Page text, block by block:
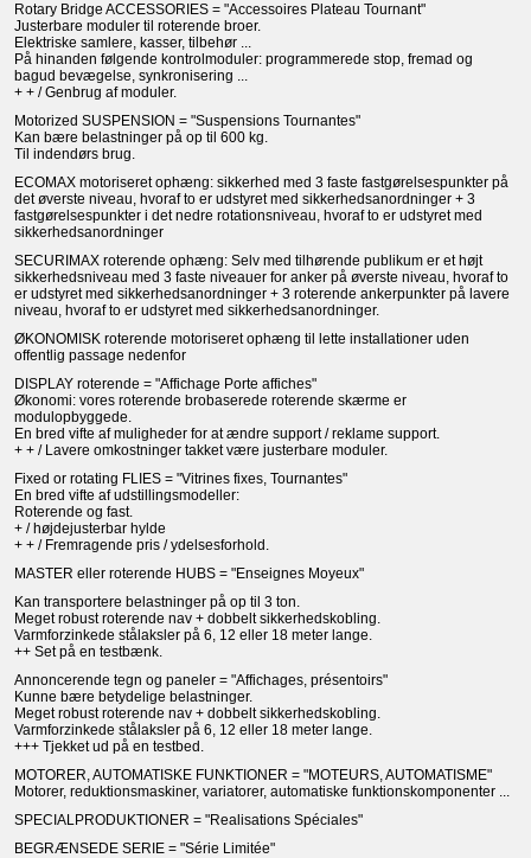
Rotary Bridge ACCESSORIES = "Accessoires Plateau Tournant"
Justerbare moduler til roterende broer.
Elektriske samlere, kasser, tilbehør ...
På hinanden følgende kontrolmoduler: programmerede stop, fremad og
bagud bevægelse, synkronisering ...
+ + / Genbrug af moduler.
Motorized SUSPENSION = "Suspensions Tournantes"
Kan bære belastninger på op til 600 kg.
Til indendørs brug.
ECOMAX motoriseret ophæng: sikkerhed med 3 faste fastgørelsespunkter på
det øverste niveau, hvoraf to er udstyret med sikkerhedsanordninger + 3
fastgørelsespunkter i det nedre rotationsniveau, hvoraf to er udstyret med
sikkerhedsanordninger
SECURIMAX roterende ophæng: Selv med tilhørende publikum er et højt
sikkerhedsniveau med 3 faste niveauer for anker på øverste niveau, hvoraf to
er udstyret med sikkerhedsanordninger + 3 roterende ankerpunkter på lavere
niveau, hvoraf to er udstyret med sikkerhedsanordninger.
ØKONOMISK roterende motoriseret ophæng til lette installationer uden
offentlig passage nedenfor
DISPLAY roterende = "Affichage Porte affiches"
Økonomi: vores roterende brobaserede roterende skærme er
modulopbyggede.
En bred vifte af muligheder for at ændre support / reklame support.
+ + / Lavere omkostninger takket være justerbare moduler.
Fixed or rotating FLIES = "Vitrines fixes, Tournantes"
En bred vifte af udstillingsmodeller:
Roterende og fast.
+ / højdejusterbar hylde
+ + / Fremragende pris / ydelsesforhold.
MASTER eller roterende HUBS = "Enseignes Moyeux"
Kan transportere belastninger på op til 3 ton.
Meget robust roterende nav + dobbelt sikkerhedskobling.
Varmforzinkede stålaksler på 6, 12 eller 18 meter lange.
++ Set på en testbænk.
Annoncerende tegn og paneler = "Affichages, présentoirs"
Kunne bære betydelige belastninger.
Meget robust roterende nav + dobbelt sikkerhedskobling.
Varmforzinkede stålaksler på 6, 12 eller 18 meter lange.
+++ Tjekket ud på en testbed.
MOTORER, AUTOMATISKE FUNKTIONER = "MOTEURS, AUTOMATISME"
Motorer, reduktionsmaskiner, variatorer, automatiske funktionskomponenter ...
SPECIALPRODUKTIONER = "Realisations Spéciales"
BEGRÆNSEDE SERIE = "Série Limitée"